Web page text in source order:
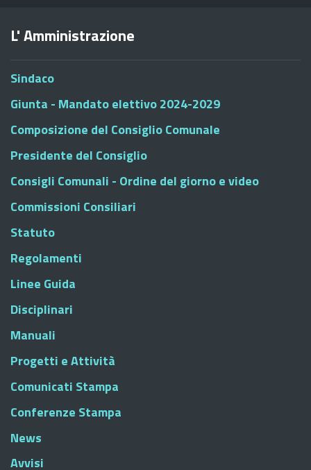
L' Amministrazione
Sindaco
Giunta - Mandato elettivo 2024-2029
Composizione del Consiglio Comunale
Presidente del Consiglio
Consigli Comunali - Ordine del giorno e video
Commissioni Consiliari
Statuto
Regolamenti
Linee Guida
Disciplinari
Manuali
Progetti e Attività
Comunicati Stampa
Conferenze Stampa
News
Avvisi